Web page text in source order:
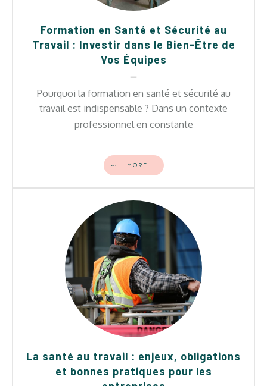
Formation en Santé et Sécurité au
Travail : Investir dans le Bien-Être de
Vos Équipes
Pourquoi la formation en santé et sécurité au
travail est indispensable ? Dans un contexte
professionnel en constante
MORE
La santé au travail : enjeux, obligations
et bonnes pratiques pour les